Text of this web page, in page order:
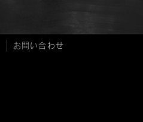
お問い合わせ